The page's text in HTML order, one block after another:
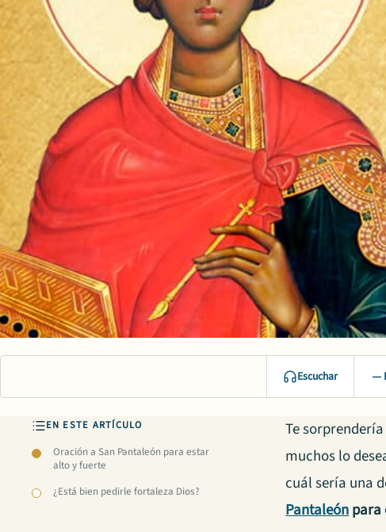
Escuchar
EN ESTE ARTÍCULO
Oración a San Pantaleón para estar
alto y fuerte
¿Está bien pedirle fortaleza Dios?
Te
muchos lo
cuál sería una
Pantaleónpara